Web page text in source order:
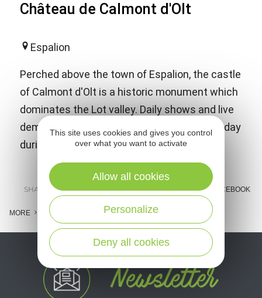
Château de Calmont d'Olt
Espalion
Perched above the town of Espalion, the castle
of Calmont d'Olt is a historic monument which
dominates the Lot valley. Daily shows and live
demonstrations with siege machines everyday
during the summer holidays.
SHARE : E-MAIL MESSENGER FACEBOOK
MORE
This site uses cookies and gives you control
over what you want to activate
Deny all cookies
Personalize
Allow all cookies